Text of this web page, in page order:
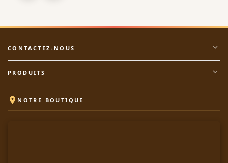
CONTACTEZ-NOUS expand_more
PRODUITS expand_more
 NOTRE BOUTIQUE